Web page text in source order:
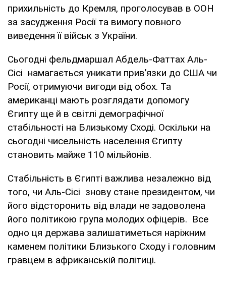
прихильність до Кремля, проголосував в ООН
за засудження Росії та вимогу повного
виведення її військ з України.
Сьогодні фельдмаршал Абдель-Фаттах Аль-
Сісі намагається уникати прив’язки до США чи
Росії, отримуючи вигоди від обох. Та
американці мають розглядати допомогу
Єгипту ще й в світлі демографічної
стабільності на Близькому Сході. Оскільки на
сьогодні чисельність населення Єгипту
становить майже 110 мільйонів.
Стабільність в Єгипті важлива незалежно від
того, чи Аль-Сісі знову стане президентом, чи
його відсторонить від влади не задоволена
його політикою група молодих офіцерів. Все
одно ця держава залишатиметься наріжним
каменем політики Близького Сходу і головним
гравцем в африканській політиці.